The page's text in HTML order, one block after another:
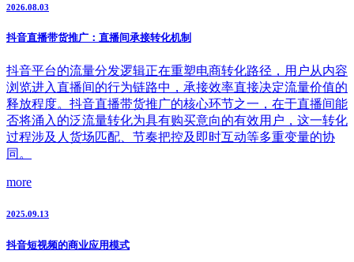
2026.08.03
抖音直播带货推广：直播间承接转化机制
抖音平台的流量分发逻辑正在重塑电商转化路径，用户从内容
浏览进入直播间的行为链路中，承接效率直接决定流量价值的
释放程度。抖音直播带货推广的核心环节之一，在于直播间能
否将涌入的泛流量转化为具有购买意向的有效用户，这一转化
过程涉及人货场匹配、节奏把控及即时互动等多重变量的协
同。
more
2025.09.13
抖音短视频的商业应用模式